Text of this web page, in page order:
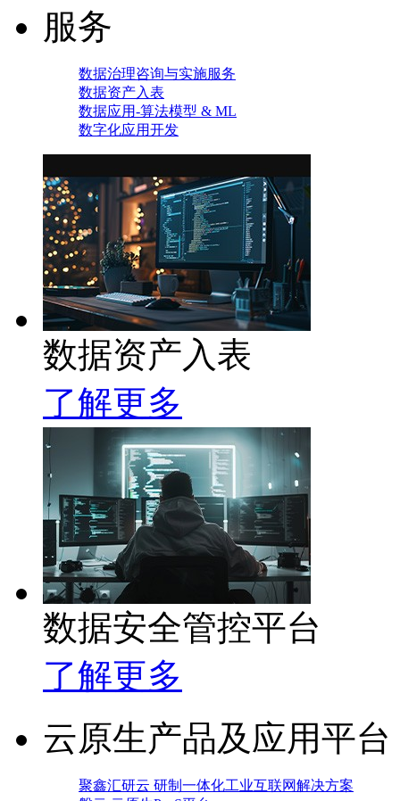
服务
数据治理咨询与实施服务
数据资产入表
数据应用-算法模型 & ML
数字化应用开发
数据资产入表
了解更多
数据安全管控平台
了解更多
云原生产品及应用平台
聚鑫汇研云 研制一体化工业互联网解决方案